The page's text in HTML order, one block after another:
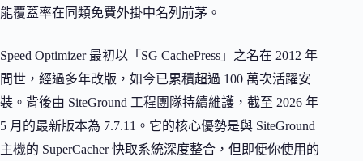
能覆蓋率在同類免費外掛中名列前茅。
Speed Optimizer 最初以「SG CachePress」之名在 2012 年
問世，經過多年改版，如今已累積超過 100 萬次活躍安
裝。背後由 SiteGround 工程團隊持續維護，截至 2026 年
5 月的最新版本為 7.7.11。它的核心優勢是與 SiteGround
主機的 SuperCacher 快取系統深度整合，但即便你使用的